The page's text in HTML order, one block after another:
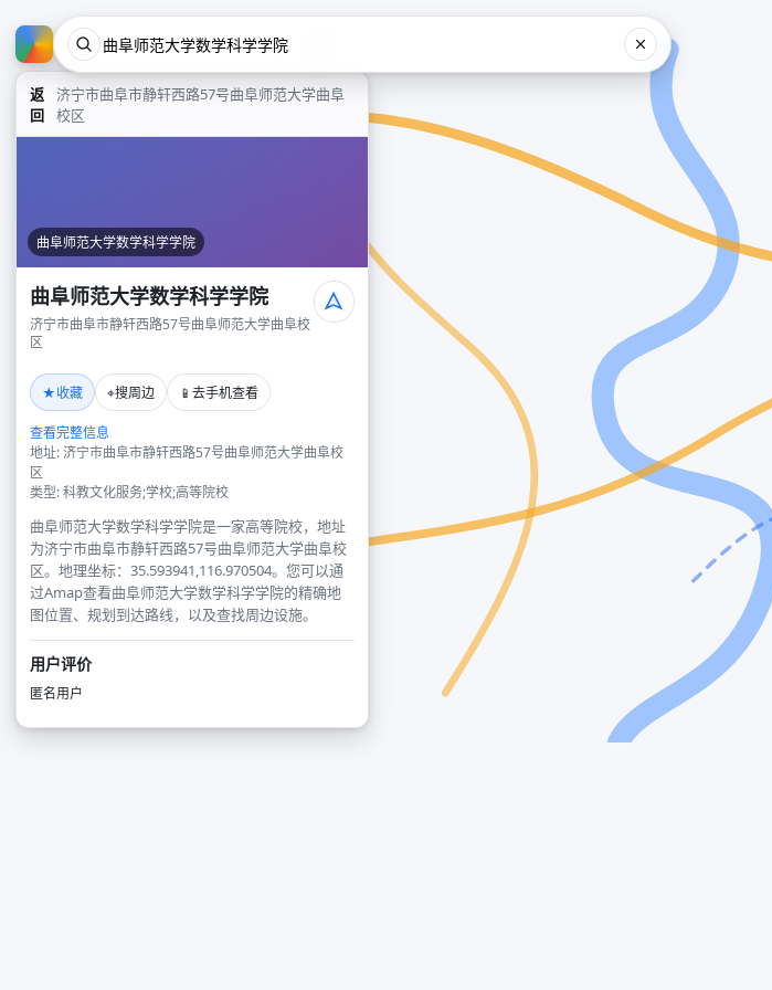
返
回
济宁市曲阜市静轩西路57号曲阜师范大学曲阜
校区
曲阜师范大学数学科学学院
曲阜师范大学数学科学学院
济宁市曲阜市静轩西路57号曲阜师范大学曲阜校
区
★收藏 ⌖搜周边 📱 去手机查看
查看完整信息
地址: 济宁市曲阜市静轩西路57号曲阜师范大学曲阜校
区
类型: 科教文化服务;学校;高等院校
曲阜师范大学数学科学学院是一家高等院校，地址
为济宁市曲阜市静轩西路57号曲阜师范大学曲阜校
区。地理坐标：35.593941,116.970504。您可以通
过Amap查看曲阜师范大学数学科学学院的精确地
图位置、规划到达路线，以及查找周边设施。
用户评价
匿名用户